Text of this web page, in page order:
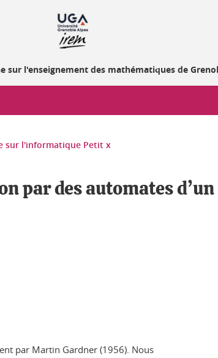
sur l'enseignement des mathématiques de
sur l'informatique Petit x
par des automates
par Martin Gardner (1956). Nous